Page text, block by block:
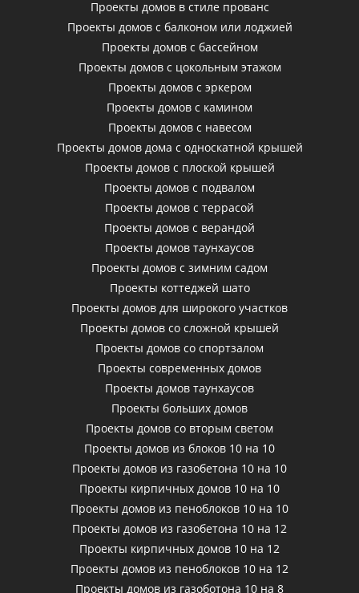
Проекты домов в стиле прованс
Проекты домов с балконом или лоджией
Проекты домов с бассейном
Проекты домов с цокольным этажом
Проекты домов с эркером
Проекты домов с камином
Проекты домов с навесом
Проекты домов дома с односкатной крышей
Проекты домов с плоской крышей
Проекты домов с подвалом
Проекты домов с террасой
Проекты домов с верандой
Проекты домов таунхаусов
Проекты домов с зимним садом
Проекты коттеджей шато
Проекты домов для широкого участков
Проекты домов со сложной крышей
Проекты домов со спортзалом
Проекты современных домов
Проекты домов таунхаусов
Проекты больших домов
Проекты домов со вторым светом
Проекты домов из блоков 10 на 10
Проекты домов из газобетона 10 на 10
Проекты кирпичных домов 10 на 10
Проекты домов из пеноблоков 10 на 10
Проекты домов из газобетона 10 на 12
Проекты кирпичных домов 10 на 12
Проекты домов из пеноблоков 10 на 12
Проекты домов из газоботона 10 на 8